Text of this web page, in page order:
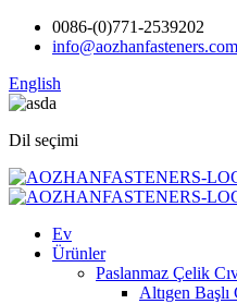
0086-(0)771-2539202
info@aozhanfasteners.com
English
Dil seçimi
Ev
Ürünler
Paslanmaz Çelik
Altıgen Başlı